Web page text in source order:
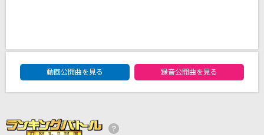
[生音]高嶺の花子さん
[生音]糸
DAM★ともボーカルエントリーランキング
動画公開曲を見る
録音公開曲を見る